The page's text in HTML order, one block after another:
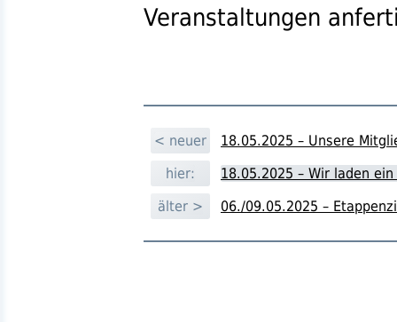
Veranstaltungen
< neuer
18.05.2025 – Unsere
hier:
18.05.2025 – Wir laden
älter >
06./09.05.2025 –